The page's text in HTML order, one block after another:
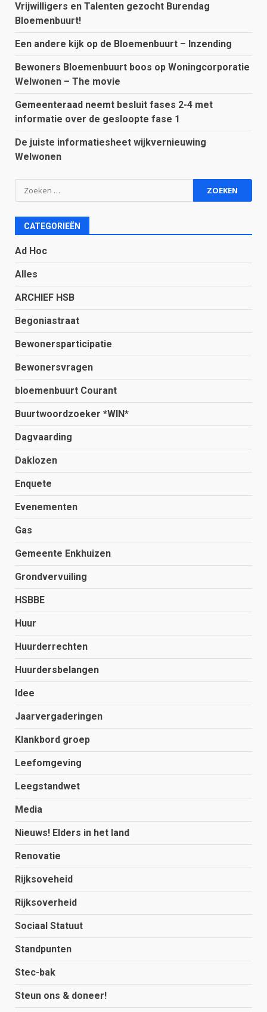
Vrijwilligers en Talenten gezocht Burendag
Bloemenbuurt!
Een andere kijk op de Bloemenbuurt – Inzending
Bewoners Bloemenbuurt boos op Woningcorporatie
Welwonen – The movie
Gemeenteraad neemt besluit fases 2-4 met
informatie over de gesloopte fase 1
De juiste informatiesheet wijkvernieuwing
Welwonen
Zoeken
naar:
CATEGORIEËN
Ad Hoc
Alles
ARCHIEF HSB
Begoniastraat
Bewonersparticipatie
Bewonersvragen
bloemenbuurt Courant
Buurtwoordzoeker *WIN*
Dagvaarding
Daklozen
Enquete
Evenementen
Gas
Gemeente Enkhuizen
Grondvervuiling
HSBBE
Huur
Huurderrechten
Huurdersbelangen
Idee
Jaarvergaderingen
Klankbord groep
Leefomgeving
Leegstandwet
Media
Nieuws! Elders in het land
Renovatie
Rijksoveheid
Rijksoverheid
Sociaal Statuut
Standpunten
Stec-bak
Steun ons & doneer!